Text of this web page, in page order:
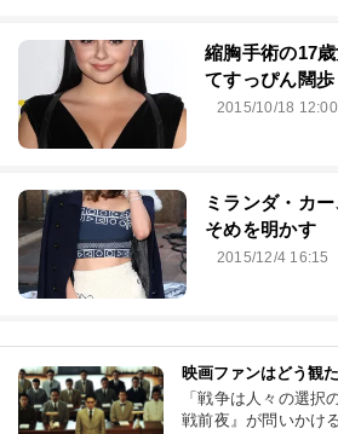
縮胸手術の17
てすっぴん闊歩
2015/10/18 12:00
ミランダ・カ
そめを明かす
2015/12/4 16:15
映画ファンはどう観
「戦争は人々の選択
戦前夜』が問いかけ